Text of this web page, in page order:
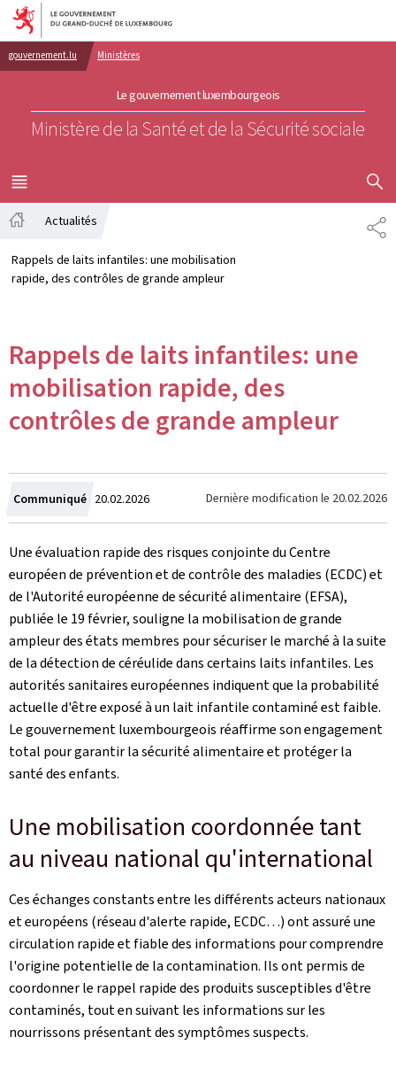
Aller au menu principal
Aller au contenu
gouvernement.lu Ministères
Le gouvernement luxembourgeois
Ministère de la Santé et de la Sécurité sociale
MENU
PRINCIPAL
Actualités
Rappels de laits infantiles: une mobilisation
rapide, des contrôles de grande ampleur
Rappels de laits infantiles: une
mobilisation rapide, des
contrôles de grande ampleur
Communiqué Crée
le
20.02.2026 Dernière modification le 20.02.2026
Une évaluation rapide des risques conjointe du Centre
européen de prévention et de contrôle des maladies (ECDC) et
de l'Autorité européenne de sécurité alimentaire (EFSA),
publiée le 19 février, souligne la mobilisation de grande
ampleur des états membres pour sécuriser le marché à la suite
de la détection de céréulide dans certains laits infantiles. Les
autorités sanitaires européennes indiquent que la probabilité
actuelle d'être exposé à un lait infantile contaminé est faible.
Le gouvernement luxembourgeois réaffirme son engagement
total pour garantir la sécurité alimentaire et protéger la
santé des enfants.
Une mobilisation coordonnée tant
au niveau national qu'international
Ces échanges constants entre les différents acteurs nationaux
et européens (réseau d'alerte rapide, ECDC…) ont assuré une
circulation rapide et fiable des informations pour comprendre
l'origine potentielle de la contamination. Ils ont permis de
coordonner le rappel rapide des produits susceptibles d'être
contaminés, tout en suivant les informations sur les
nourrissons présentant des symptômes suspects.